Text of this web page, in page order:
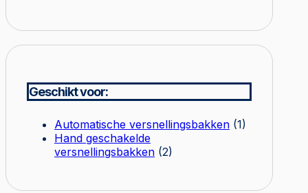
Geschikt voor:
Automatische versnellingsbakken (1)
Hand geschakelde
versnellingsbakken (2)